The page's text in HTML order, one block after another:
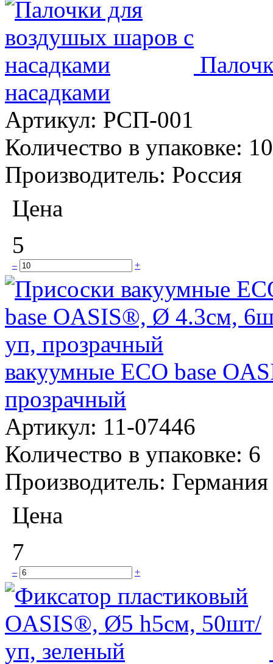
насадками
Артикул: РСП-001
Количество в упаковке: 10
Производитель: Россия
Цена
5
– +
вакуумные ECO base
прозрачный
Артикул: 11-07446
Количество в упаковке: 6
Производитель: Германия
Цена
7
– +